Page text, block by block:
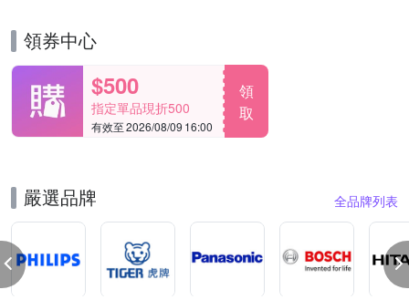
領券中心
$500
指定單品現折500
有效至 2026/08/09 16:00
領
取
嚴選品牌 全品牌列表